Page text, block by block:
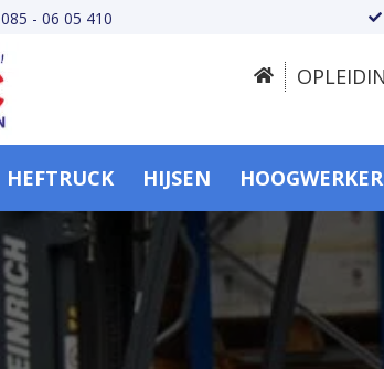
085 - 06 05 410
HEFTRUCK HIJSEN HOOGWERKER